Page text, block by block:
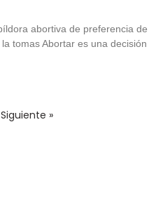
abortiva de preferencia de
tomas Abortar es una decisión
Siguiente »